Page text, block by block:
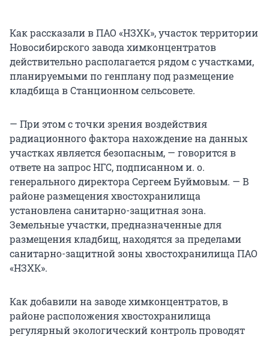
Как рассказали в ПАО «НЗХК», участок территории
Новосибирского завода химконцентратов
действительно располагается рядом с участками,
планируемыми по генплану под размещение
кладбища в Станционном сельсовете.
— При этом с точки зрения воздействия
радиационного фактора нахождение на данных
участках является безопасным, — говорится в
ответе на запрос НГС, подписанном и. о.
генерального директора Сергеем Буймовым. — В
районе размещения хвостохранилища
установлена санитарно-защитная зона.
Земельные участки, предназначенные для
размещения кладбищ, находятся за пределами
санитарно-защитной зоны хвостохранилища ПАО
«НЗХК».
Как добавили на заводе химконцентратов, в
районе расположения хвостохранилища
регулярный экологический контроль проводят